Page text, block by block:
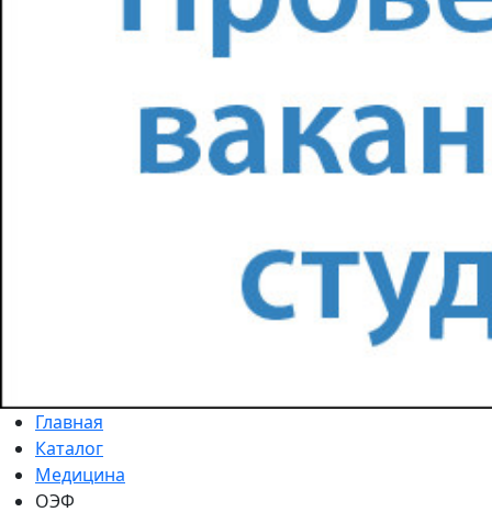
Главная
Каталог
Медицина
ОЭФ